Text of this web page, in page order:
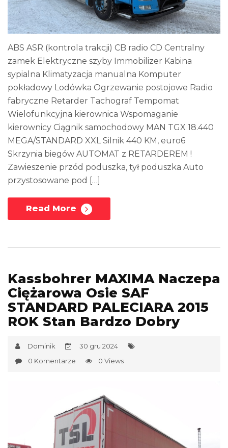
ABS ASR (kontrola trakcji) CB radio CD Centralny
zamek Elektryczne szyby Immobilizer Kabina
sypialna Klimatyzacja manualna Komputer
pokładowy Lodówka Ogrzewanie postojowe Radio
fabryczne Retarder Tachograf Tempomat
Wielofunkcyjna kierownica Wspomaganie
kierownicy Ciągnik samochodowy MAN TGX 18.440
MEGA/STANDARD XXL Silnik 440 KM, euro6
Skrzynia biegów AUTOMAT z RETARDEREM !
Zawieszenie przód poduszka, tył poduszka Auto
przystosowane pod […]
Read More
Kassbohrer MAXIMA Naczepa
Ciężarowa Osie SAF
STANDARD PALECIARA 2015
ROK Stan Bardzo Dobry
Dominik
30 gru 2024
0 Komentarze
0 Views